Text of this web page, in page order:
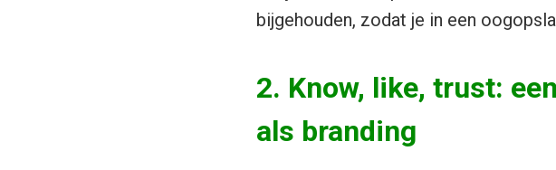
bijgehouden, zodat je in een
2. Know, like, trust:
als branding